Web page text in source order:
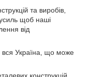
та виробів,
щоб наші
від
вся Україна, що може